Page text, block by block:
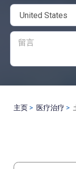
主页 医疗治疗